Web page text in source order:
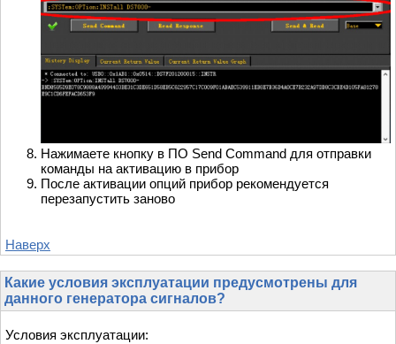
Нажимаете кнопку в ПО Send Command для отправки
команды на активацию в прибор
После активации опций прибор рекомендуется
перезапустить заново
Наверх
Какие условия эксплуатации предусмотрены для
данного генератора сигналов?
Условия эксплуатации: